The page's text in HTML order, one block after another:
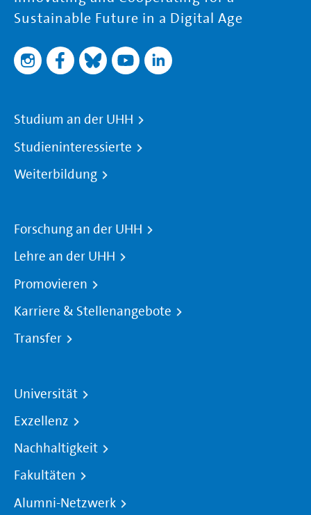
Sustainable Future in a Digital Age
Studium an der UHH
Studieninteressierte
Weiterbildung
Forschung an der UHH
Lehre an der UHH
Promovieren
Karriere & Stellenangebote
Transfer
Universität
Exzellenz
Nachhaltigkeit
Fakultäten
Alumni-Netzwerk